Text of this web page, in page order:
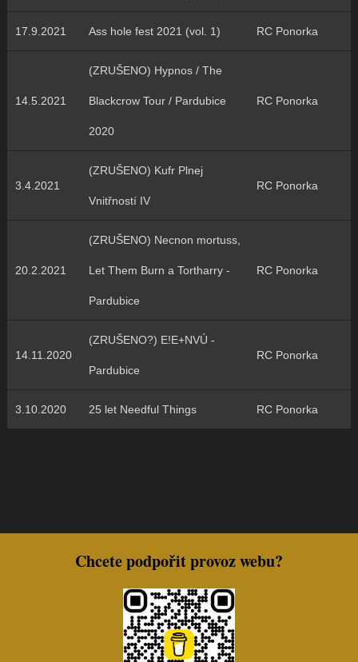
17.9.2021 Ass hole fest 2021 (vol. 1) RC Ponorka
14.5.2021
(ZRUŠENO) Hypnos / The
Blackcrow Tour / Pardubice
2020
RC Ponorka
3.4.2021
(ZRUŠENO) Kufr Plnej
Vnitřností IV
RC Ponorka
20.2.2021
(ZRUŠENO) Necnon mortuss,
Let Them Burn a Tortharry -
Pardubice
RC Ponorka
14.11.2020
(ZRUŠENO?) E!E+NVÚ -
Pardubice
RC Ponorka
3.10.2020 25 let Needful Things RC Ponorka
Chcete podpořit provoz webu?